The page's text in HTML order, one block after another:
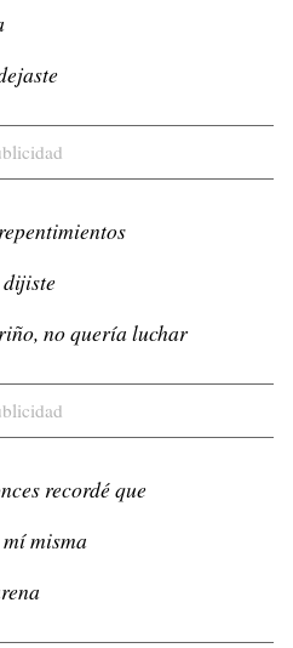
dijiste
no quería luchar
recordé que
misma